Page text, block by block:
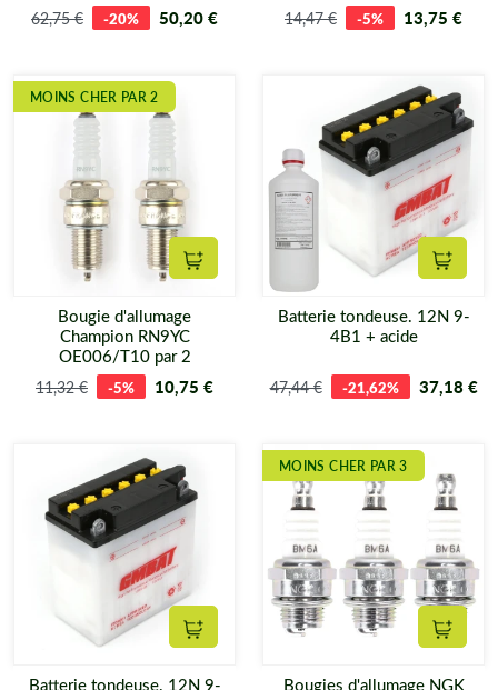
62,75 € -20% 50,20 € 14,47 € -5% 13,75 €
MOINS CHER PAR 2
Ajouter au panier
Bougie d'allumage
Champion RN9YC
OE006/T10 par 2
11,32 € -5% 10,75 €
Batterie tondeuse. 12N 9-
4B1 + acide
47,44 € -21,62% 37,18 €
Ajouter au panier
Batterie tondeuse. 12N 9-
MOINS CHER PAR 3
Bougies d'allumage NGK